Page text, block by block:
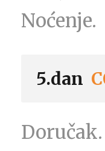
Noćenje.
5.dan